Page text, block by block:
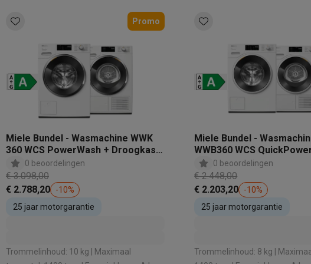
Promo
Miele Bundel - Wasmachine WWK
360 WCS PowerWash + Droogkast
TWH 780 WP Wash2Dry &
Ecospeed
0 beoordelingen
€ 3.098,00
€ 2.788,20
-10%
25 jaar motorgarantie
Trommelinhoud: 10 kg | Maximaal
Miele Bundel -
WWB360 WCS
Droogkast TWC 640 WP
0 beoordelingen
€ 2.448,00
€ 2.203,20
-10%
25 jaar motorgarantie
Trommelinhoud: 8 kg |